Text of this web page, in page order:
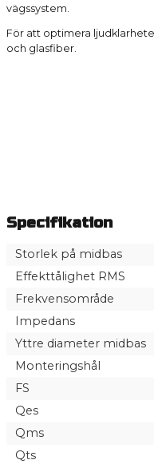
vägssystem.
För att optimera
och glasfiber.
Specifikation
Storlek på midbas
Effekttålighet RMS
Frekvensområde
Impedans
Yttre diameter midbas
Monteringshål
FS
Qes
Qms
Qts